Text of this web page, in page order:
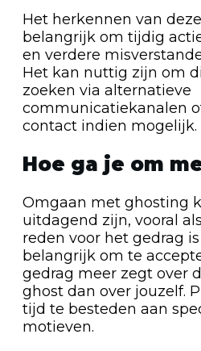
Het herkennen van
belangrijk om tijdig
en verdere
Het kan nuttig zijn om
zoeken via alternatieve
communicatiekanalen
contact indien mogelijk.
Hoe ga je om
Omgaan met ghosting
uitdagend zijn, vooral
reden voor het gedrag
belangrijk om te
gedrag meer zegt over
ghost dan over jouzelf.
tijd te besteden aan
motieven.